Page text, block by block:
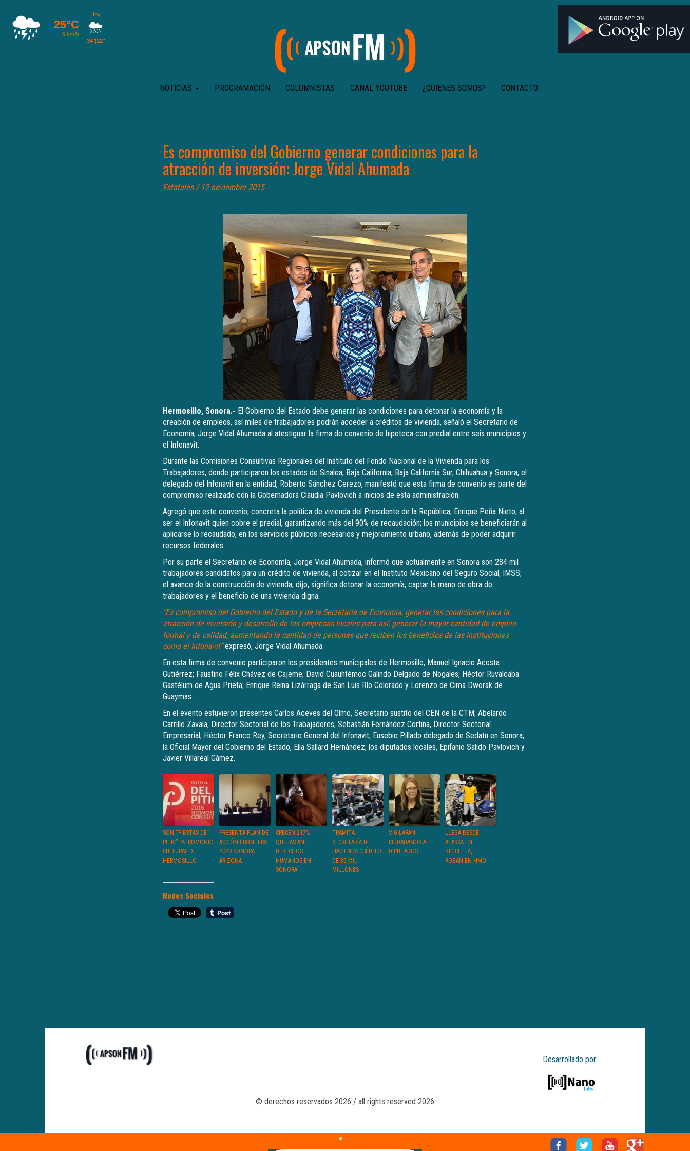
NOTICIAS PROGRAMACIÓN COLUMNISTAS CANAL YOUTUBE ¿QUIENES SOMOS? CONTACTO
Es compromiso del Gobierno generar condiciones para la
atracción de inversión: Jorge Vidal Ahumada
Estatales/ 12 noviembre 2015
Hermosillo, Sonora.- El Gobierno del Estado debe generar las condiciones para detonar la economía y la
creación de empleos, así miles de trabajadores podrán acceder a créditos de vivienda, señaló el Secretario de
Economía, Jorge Vidal Ahumada al atestiguar la firma de convenio de hipoteca con predial entre seis municipios y
el Infonavit.
Durante las Comisiones Consultivas Regionales del Instituto del Fondo Nacional de la Vivienda para los
Trabajadores, donde participaron los estados de Sinaloa, Baja California, Baja California Sur, Chihuahua y Sonora; el
delegado del Infonavit en la entidad, Roberto Sánchez Cerezo, manifestó que esta firma de convenio es parte del
compromiso realizado con la Gobernadora Claudia Pavlovich a inicios de esta administración.
Agregó que este convenio, concreta la política de vivienda del Presidente de la República, Enrique Peña Nieto, al
ser el Infonavit quien cobre el predial, garantizando más del 90% de recaudación; los municipios se beneficiarán al
aplicarse lo recaudado, en los servicios públicos necesarios y mejoramiento urbano, además de poder adquirir
recursos federales.
Por su parte el Secretario de Economía, Jorge Vidal Ahumada, informó que actualmente en Sonora son 284 mil
trabajadores candidatos para un crédito de vivienda, al cotizar en el Instituto Mexicano del Seguro Social, IMSS;
el avance de la construcción de vivienda, dijo, significa detonar la economía, captar la mano de obra de
trabajadores y el beneficio de una vivienda digna.
“Es compromiso del Gobierno del Estado y de la Secretaría de Economía, generar las condiciones para la
atracción de inversión y desarrollo de las empresas locales para así, generar la mayor cantidad de empleo
formal y de calidad, aumentando la cantidad de personas que reciben los beneficios de las instituciones
como el Infonavit”expresó, Jorge Vidal Ahumada.
En esta firma de convenio participaron los presidentes municipales de Hermosillo, Manuel Ignacio Acosta
Gutiérrez; Faustino Félix Chávez de Cajeme; David Cuauhtémoc Galindo Delgado de Nogales; Héctor Ruvalcaba
Gastélum de Agua Prieta; Enrique Reina Lizárraga de San Luis Río Colorado y Lorenzo de Cima Dworak de
Guaymas.
En el evento estuvieron presentes Carlos Aceves del Olmo, Secretario sustito del CEN de la CTM; Abelardo
Carrillo Zavala, Director Sectorial de los Trabajadores; Sebastián Fernández Cortina, Director Sectorial
Empresarial, Héctor Franco Rey, Secretario General del Infonavit; Eusebio Pillado delegado de Sedatu en Sonora;
la Oficial Mayor del Gobierno del Estado, Elia Sallard Hernández; los diputados locales, Epifanio Salido Pavlovich y
Javier Villareal Gámez.
SON “FIESTAS DE
PITIC” PATROMONIO
CULTURAL DE
HERMOSILLO
PRESENTA PLAN DE
ACCIÓN FRONTERA
2020 SONORA –
ARIZONA
CRECEN 217%
QUEJAS ANTE
DERECHOS
HUMANOS EN
SONORA
TRAMITA
SECRETARÍA DE
HACIENDA CRÉDITO
DE $5 MIL
MILLONES
VIGILARÁN
CIUDADANOS A
DIPUTADOS
LLEGA DESDE
ALASKA EN
BICICLETA, LE
ROBAN EN HMO
Redes Sociales
Desarrollado por:
© derechos reservados 2026 / all rights reserved 2026